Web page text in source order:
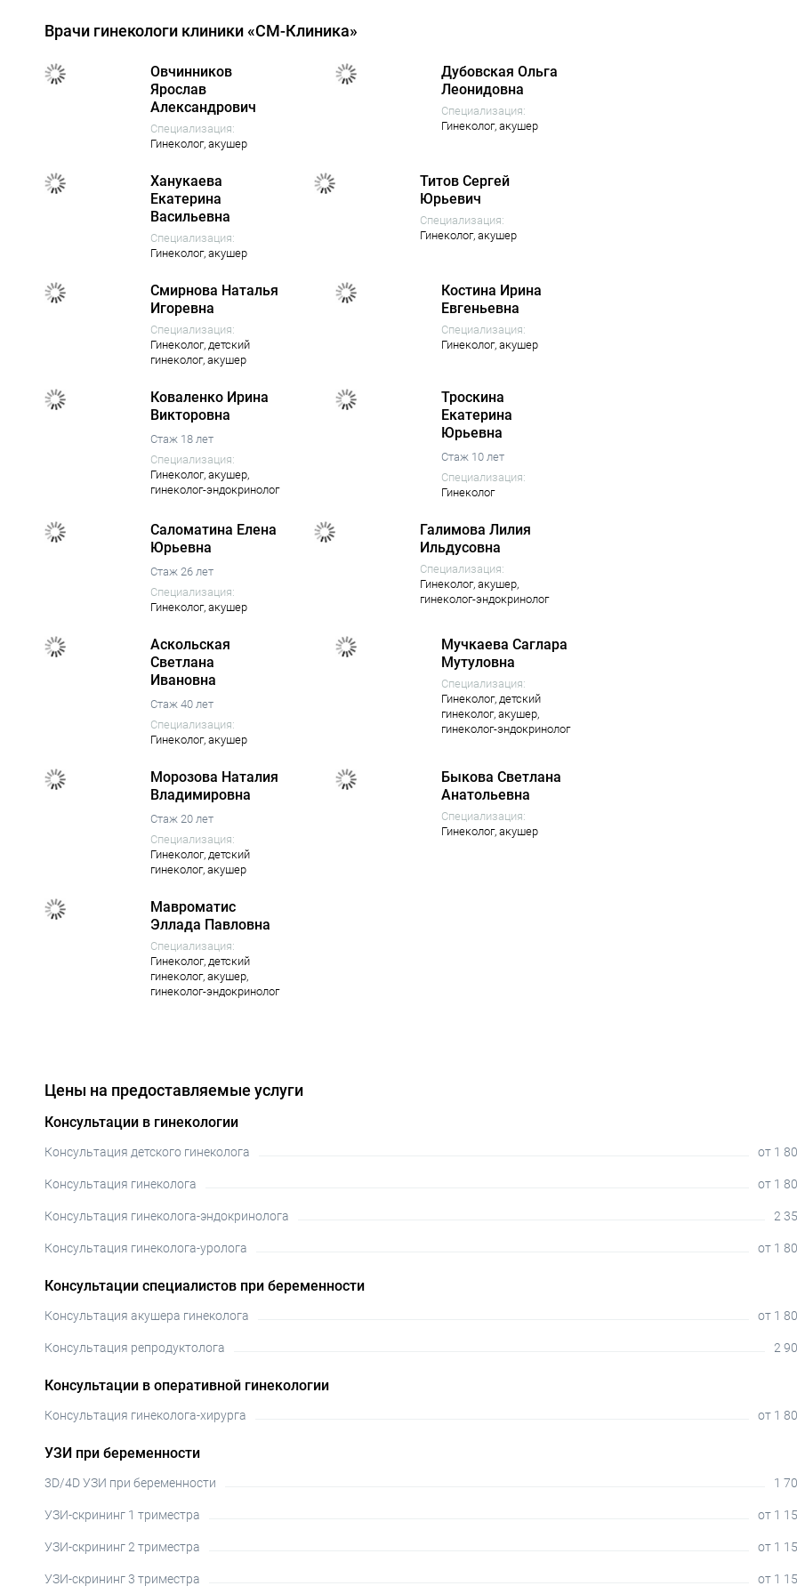
Врачи гинекологи клиники «СМ-Клиника»
Овчинников
Ярослав
Александрович
Специализация:
Гинеколог, акушер
Дубовская Ольга
Леонидовна
Специализация:
Гинеколог, акушер
Ханукаева
Екатерина
Васильевна
Специализация:
Гинеколог, акушер
Титов Сергей
Юрьевич
Специализация:
Гинеколог, акушер
Смирнова Наталья
Игоревна
Специализация:
Гинеколог, детский
гинеколог, акушер
Костина Ирина
Евгеньевна
Специализация:
Гинеколог, акушер
Коваленко Ирина
Викторовна
Стаж 18 лет
Специализация:
Гинеколог, акушер,
гинеколог-эндокринолог
Троскина
Екатерина
Юрьевна
Стаж 10 лет
Специализация:
Гинеколог
Саломатина Елена
Юрьевна
Стаж 26 лет
Специализация:
Гинеколог, акушер
Галимова Лилия
Ильдусовна
Специализация:
Гинеколог, акушер,
гинеколог-эндокринолог
Аскольская
Светлана
Ивановна
Стаж 40 лет
Специализация:
Гинеколог, акушер
Мучкаева Саглара
Мутуловна
Специализация:
Гинеколог, детский
гинеколог, акушер,
гинеколог-эндокринолог
Морозова Наталия
Владимировна
Стаж 20 лет
Специализация:
Гинеколог, детский
гинеколог, акушер
Быкова Светлана
Анатольевна
Специализация:
Гинеколог, акушер
Мавроматис
Эллада Павловна
Специализация:
Гинеколог, детский
гинеколог, акушер,
гинеколог-эндокринолог
Цены на предоставляемые услуги
Консультации в гинекологии
Консультация детского гинеколога от 1
Консультация гинеколога от 1
Консультация гинеколога-эндокринолога 2
Консультация гинеколога-уролога от 1
Консультации специалистов при беременности
Консультация акушера гинеколога от 1
Консультация репродуктолога 2
Консультации в оперативной гинекологии
Консультация гинеколога-хирурга от 1
УЗИ при беременности
3D/4D УЗИ при беременности 1
УЗИ-скрининг 1 триместра от 1
УЗИ-скрининг 2 триместра от 1
УЗИ-скрининг 3 триместра от 1